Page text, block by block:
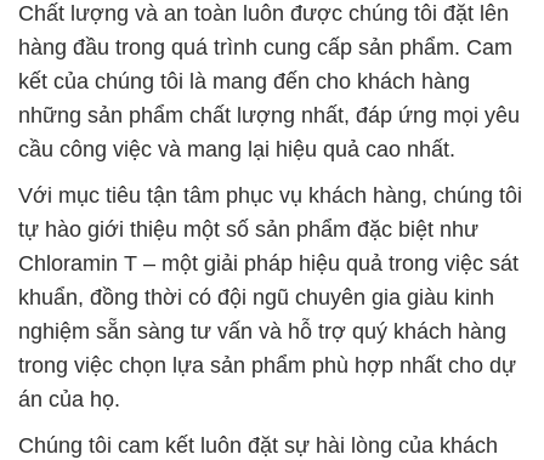
Chất lượng và an toàn luôn được chúng tôi đặt lên
hàng đầu trong quá trình cung cấp sản phẩm. Cam
kết của chúng tôi là mang đến cho khách hàng
những sản phẩm chất lượng nhất, đáp ứng mọi yêu
cầu công việc và mang lại hiệu quả cao nhất.
Với mục tiêu tận tâm phục vụ khách hàng, chúng tôi
tự hào giới thiệu một số sản phẩm đặc biệt như
Chloramin T – một giải pháp hiệu quả trong việc sát
khuẩn, đồng thời có đội ngũ chuyên gia giàu kinh
nghiệm sẵn sàng tư vấn và hỗ trợ quý khách hàng
trong việc chọn lựa sản phẩm phù hợp nhất cho dự
án của họ.
Chúng tôi cam kết luôn đặt sự hài lòng của khách